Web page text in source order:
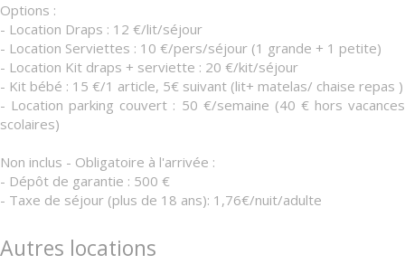
Options :
- Location Draps : 12 €/lit/séjour
- Location Serviettes : 10 €/pers/séjour (1 grande + 1 petite)
- Location Kit draps + serviette : 20 €/kit/séjour
- Kit bébé : 15 €/1 article, 5€ suivant (lit+ matelas/ chaise repas )
- Location parking couvert : 50 €/semaine (40 € hors vacances
scolaires)
Non inclus - Obligatoire à l'arrivée :
- Dépôt de garantie : 500 €
- Taxe de séjour (plus de 18 ans): 1,76€/nuit/adulte
Autres locations